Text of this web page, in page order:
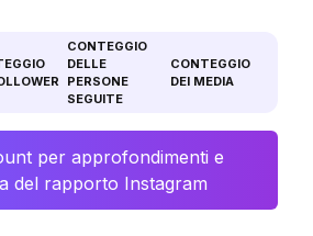
CONTEGGIO
DELLE
PERSONE
SEGUITE
CONTEGGIO
DEI MEDIA
per approfondimenti e
del rapporto Instagram